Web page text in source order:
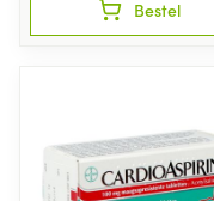
Bestel